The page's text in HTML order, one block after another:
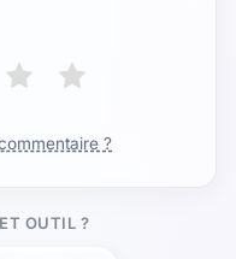
?
OUTIL ?